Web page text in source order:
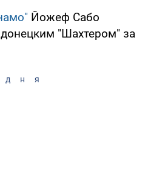
Йожеф Сабо
"Шахтером" за